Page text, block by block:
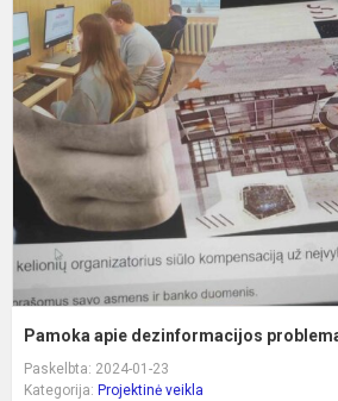
Pamoka apie dezinformacijos
Paskelbta: 2024-01-23
Kategorija: Projektinė veikla